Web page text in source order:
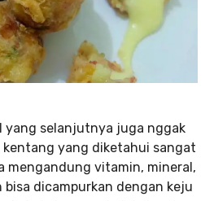
yang selanjutnya juga nggak
kentang yang diketahui sangat
mengandung vitamin, mineral,
dicampurkan dengan keju